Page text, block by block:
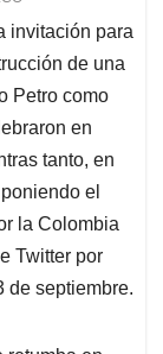
invitación para
de una
Petro como
en
tanto, en
el
la Colombia
Twitter por
de septiembre.